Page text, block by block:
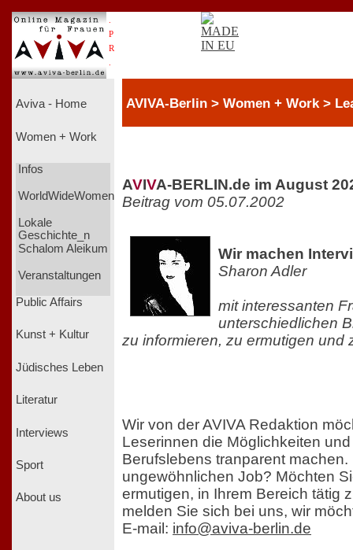
P
R
Aviva - Home
Women + Work
Infos
WorldWideWomen
Lokale
Geschichte_n
Schalom Aleikum
Veranstaltungen
Public Affairs
Kunst + Kultur
Jüdisches Leben
Literatur
Interviews
Sport
About us
AVIVA-Berlin > Women + Work >
AVIVA-BERLIN.de im August
Beitrag vom 05.07.2002
Wir machen
Sharon Adler
mit interessanten
unterschiedlichen
zu informieren, zu ermutigen und
Wir von der AVIVA Redaktion
Leserinnen die Möglichkeiten
Berufslebens tranparent
ungewöhnlichen Job? Möchten
ermutigen, in Ihrem Bereich tätig
melden Sie sich bei uns, wir
E-mail: info@aviva-berlin.de